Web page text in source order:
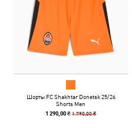
Шорты FC Shakhtar Donetsk 25/26
Shorts Men
1 290,00 ₴1 790,00 ₴